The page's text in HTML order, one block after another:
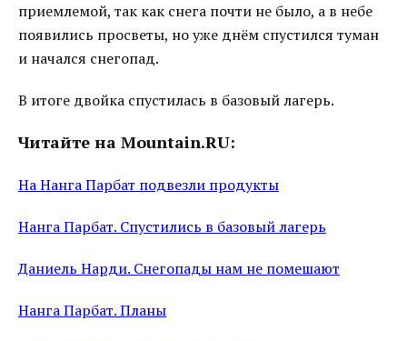
приемлемой, так как снега почти не было, а в небе
появились просветы, но уже днём спустился туман
и начался снегопад.
В итоге двойка спустилась в базовый лагерь.
Читайте на Mountain.RU:
На Нанга Парбат подвезли продукты
Нанга Парбат. Спустились в базовый лагерь
Даниель Нарди. Снегопады нам не помешают
Нанга Парбат. Планы